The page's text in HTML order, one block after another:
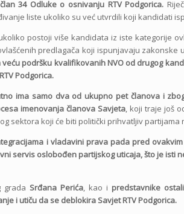
član 34 Odluke o osnivanju RTV Podgorica.
liste ukoliko su već utvrdili koji kandidati
postoji više kandidata iz iste kategorije
predlagača koji ispunjavaju zakonske
veću podršku kvalifikovanih NVO od drugog
Podgorica.
ima samo dva od ukupno pet članova i
imenovanja članova Savjeta, koji traje još
sektora koji će biti politički prihvatljiv partijama
i vladavini prava pada pred
servis oslobođen partijskog uticaja, što je isti
grada Srđana Perića, kao i predstavnike
i utiču da se deblokira Savjet RTV Podgorica.